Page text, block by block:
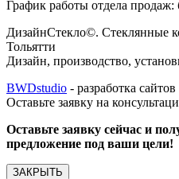
График работы отдела
ДизайнСтекло©. Стеклянные
Тольятти
Дизайн, производство,
BWDstudio - разработка сайтов
Оставьте заявку на
Оставьте заявку сейчас и
предложение под ваши цели!
ЗАКРЫТЬ